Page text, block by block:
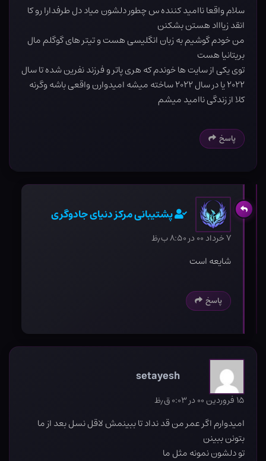
سلام واقعا ناامید کننده س چطور دلشون میاد دل طرفدارا رو کا
انقد زیاااد هستن بشکنن
من خودم گوشیم به زبان انگلیسی هست و تیتر های گوگلم مال
بریتانیا هست
توی یکی از سایت ها خوندم که هری پاتر و فرزند نفرین شده تا سال
۲۰۲۲ یا در سال ۲۰۲۲ ساخته میشه امیدوارن واقعی باشه وگرنه
کلا از زندگی ناامید میشم
پاسخ
پشتیبانی مرکز دنیای جادوگری
۷ خرداد ۰۰ در ۸:۵۰ ب٫ظ
شایعه است
پاسخ
setayesh
۱۵ فروردین ۰۰ در ۰:۰۳ ق٫ظ
امیدوارم اگر عمر من قد نداد تا ببینمش لاقل نسل بعد از ما
بتونن ببینن
تو دلشون نمونه مثل ما